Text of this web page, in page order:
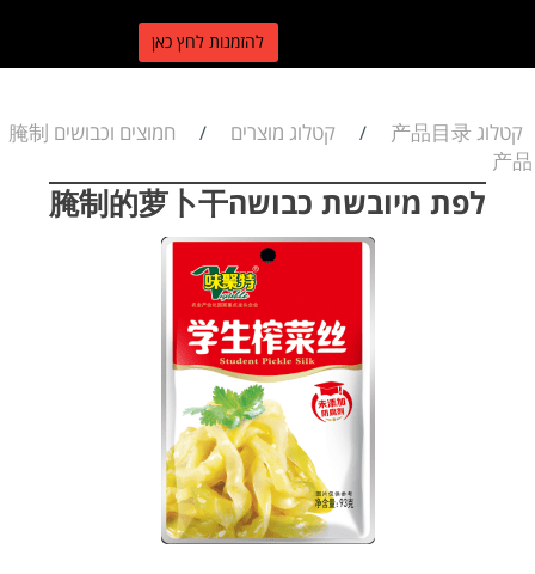
להזמנות לחץ כאן
קטלוג 产品目录 / קטלוג מוצרים /
חמוצים וכבושים 腌制
产品
לפת מיובשת כבושה腌制的萝卜干